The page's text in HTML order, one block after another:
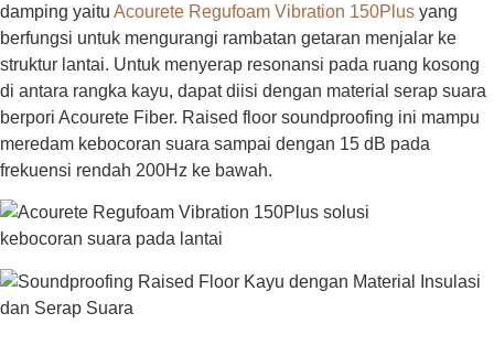
damping yaitu Acourete Regufoam Vibration 150Plus yang
berfungsi untuk mengurangi rambatan getaran menjalar ke
struktur lantai. Untuk menyerap resonansi pada ruang kosong
di antara rangka kayu, dapat diisi dengan material serap suara
berpori Acourete Fiber. Raised floor soundproofing ini mampu
meredam kebocoran suara sampai dengan 15 dB pada
frekuensi rendah 200Hz ke bawah.